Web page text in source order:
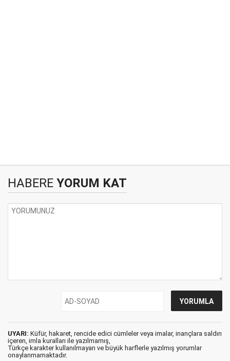
HABERE YORUM KAT
UYARI: Küfür, hakaret, rencide edici cümleler veya imalar, inançlara saldırı
içeren, imla kuralları ile yazılmamış,
Türkçe karakter kullanılmayan ve büyük harflerle yazılmış yorumlar
onaylanmamaktadır.